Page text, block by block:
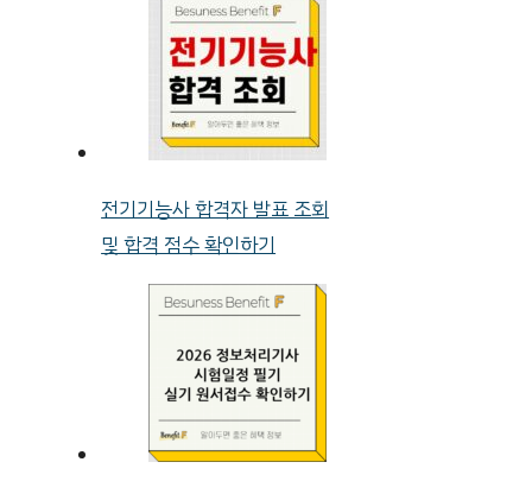
전기기능사 합격자 발표 조회
및 합격 점수 확인하기